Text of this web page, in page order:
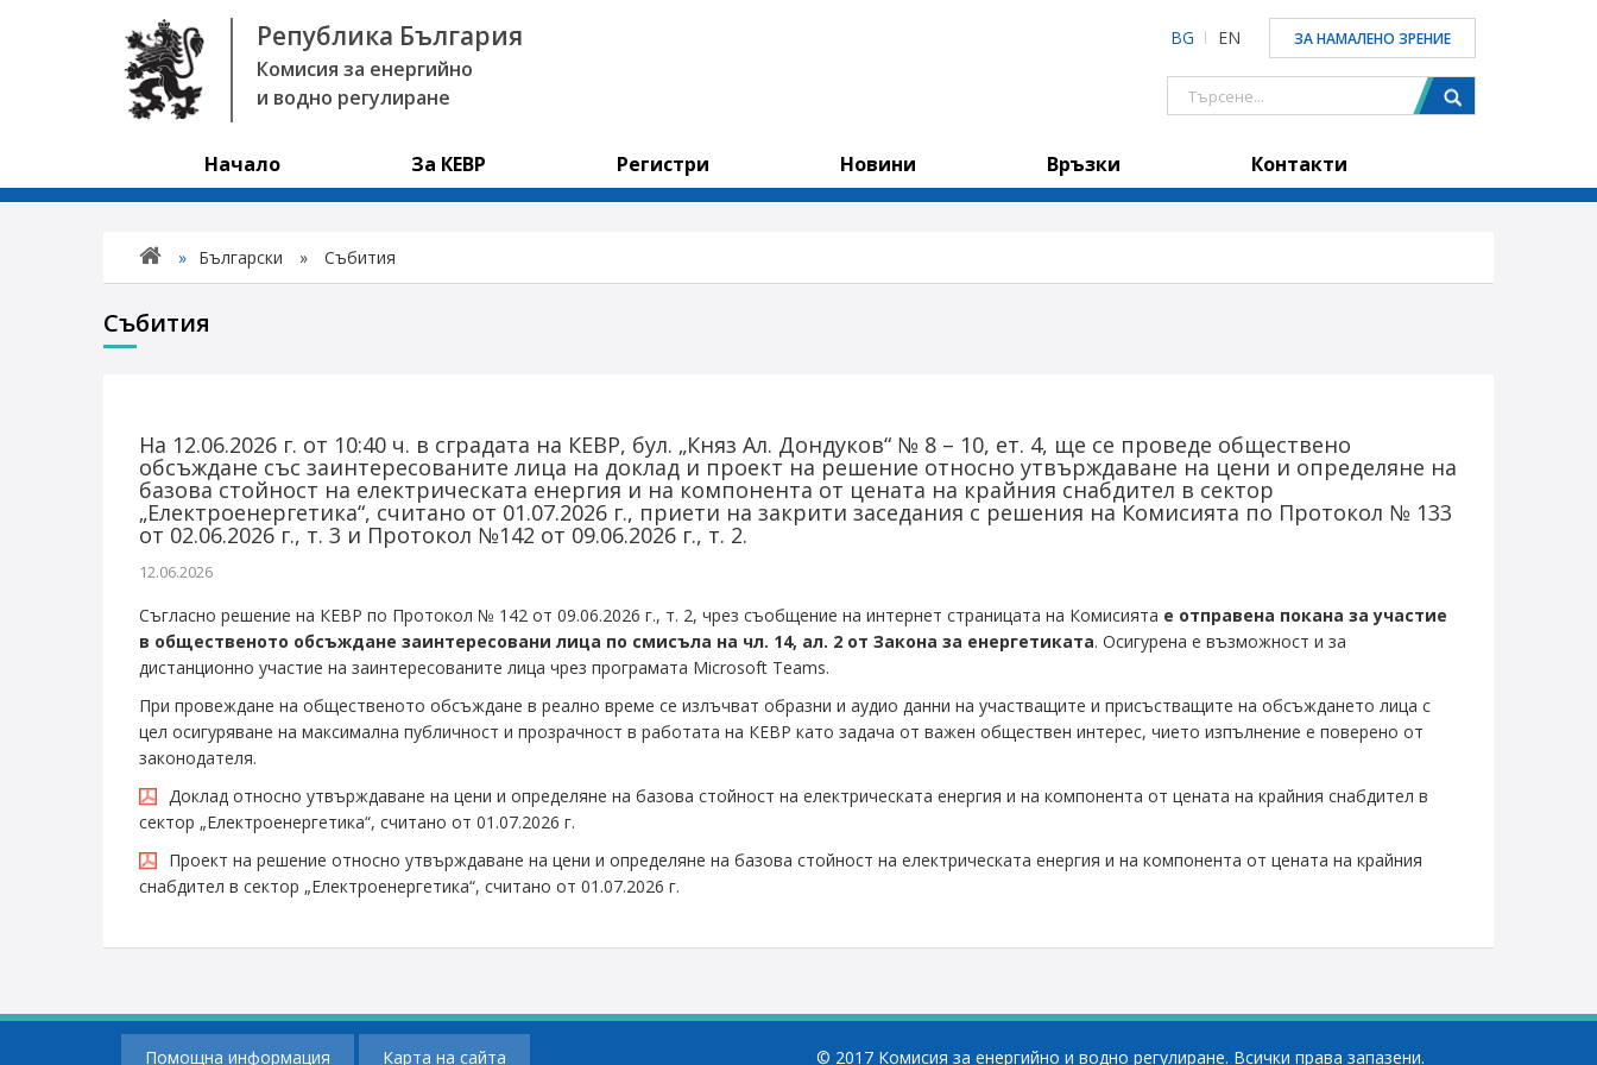
Република България
Комисия за енергийно
и водно регулиране
BG EN ЗА НАМАЛЕНО ЗРЕНИЕ
Начало За КЕВР Регистри Новини Връзки Контакти
» Български » Събития
Събития
На 12.06.2026 г. от 10:40 ч. в сградата на КЕВР, бул. „Княз Ал. Дондуков“ № 8 – 10, ет. 4, ще се проведе обществено
обсъждане със заинтересованите лица на доклад и проект на решение относно утвърждаване на цени и определяне на
базова стойност на електрическата енергия и на компонента от цената на крайния снабдител в сектор
„Електроенергетика“, считано от 01.07.2026 г., приети на закрити заседания с решения на Комисията по Протокол № 133
от 02.06.2026 г., т. 3 и Протокол №142 от 09.06.2026 г., т. 2.
12.06.2026
Съгласно решение на КЕВР по Протокол № 142 от 09.06.2026 г., т. 2, чрез съобщение на интернет страницата на Комисията е отправена покана за участие
в общественото обсъждане заинтересовани лица по смисъла на чл. 14, ал. 2 от Закона за енергетиката. Осигурена е възможност и за
дистанционно участие на заинтересованите лица чрез програмата Microsoft Teams.
При провеждане на общественото обсъждане в реално време се излъчват образни и аудио данни на участващите и присъстващите на обсъждането лица с
цел осигуряване на максимална публичност и прозрачност в работата на КЕВР като задача от важен обществен интерес, чието изпълнение е поверено от
законодателя.
Доклад относно утвърждаване на цени и определяне на базова стойност на електрическата енергия и на компонента от цената на крайния снабдител в
сектор „Електроенергетика“, считано от 01.07.2026 г.
Проект на решение относно утвърждаване на цени и определяне на базова стойност на електрическата енергия и на компонента от цената на крайния
снабдител в сектор „Електроенергетика“, считано от 01.07.2026 г.
Помощна информация Карта на сайта © 2017 Комисия за енергийно и водно регулиране. Всички права запазени.